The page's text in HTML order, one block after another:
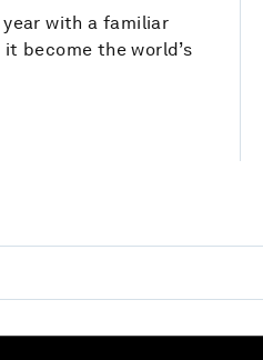
with a familiar
become the world’s